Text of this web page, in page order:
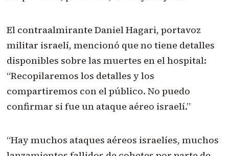
El contraalmirante Daniel Hagari, portavoz
militar israelí, mencionó que no tiene detalles
disponibles sobre las muertes en el hospital:
“Recopilaremos los detalles y los
compartiremos con el público. No puedo
confirmar si fue un ataque aéreo israelí.”
“Hay muchos ataques aéreos israelíes, muchos